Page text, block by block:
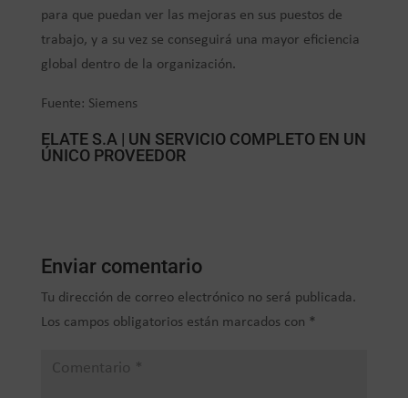
para que puedan ver las mejoras en sus puestos de
trabajo, y a su vez se conseguirá una mayor eficiencia
global dentro de la organización.
Fuente: Siemens
ELATE S.A | UN SERVICIO COMPLETO EN UN
ÚNICO PROVEEDOR
Enviar comentario
Tu dirección de correo electrónico no será publicada.
Los campos obligatorios están marcados con *